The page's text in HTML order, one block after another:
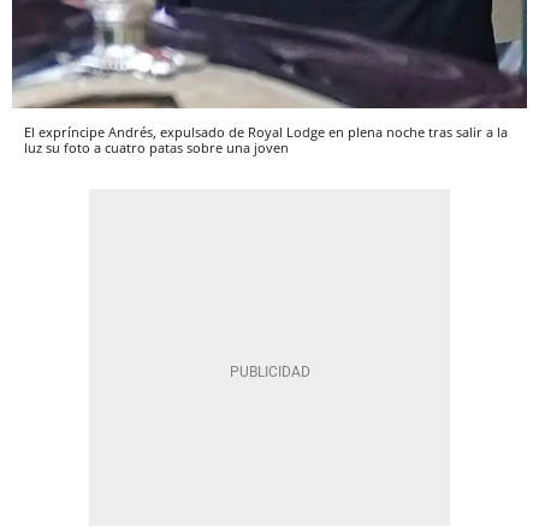
El expríncipe Andrés, expulsado de Royal Lodge en plena noche tras salir a la
luz su foto a cuatro patas sobre una joven